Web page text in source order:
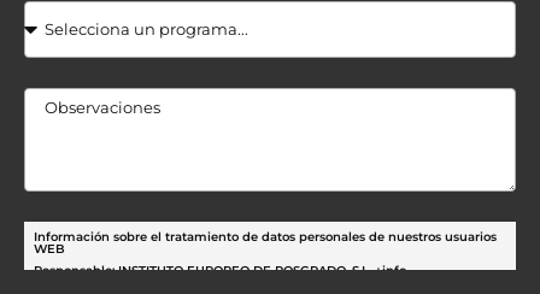
Información sobre el tratamiento de datos personales de nuestros usuarios
WEB
Responsable: INSTITUTO EUROPEO DE POSGRADO, S.L.+info